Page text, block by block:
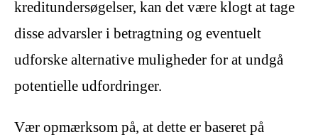
kreditundersøgelser, kan det være klogt at tage
disse advarsler i betragtning og eventuelt
udforske alternative muligheder for at undgå
potentielle udfordringer.
Vær opmærksom på, at dette er baseret på